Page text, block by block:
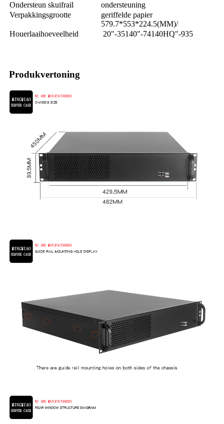
Ondersteun skuifrail
ondersteuning
Verpakkingsgrootte
geriffelde papier
579.7*553*224.5(MM)/
Houerlaaihoeveelheid
20"-35140"-74140HQ"-935
Produkvertoning